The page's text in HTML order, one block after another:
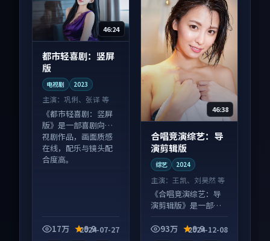
46:24
都市轻喜剧：竖屏
版
电视剧 2023
主演： 巩俐、张译 等
《都市轻喜剧：竖屏
版》是一部喜剧向电
视剧作品，画面质感
在线，配乐与镜头配
合度高。
17万 9.9
2024-07-27
46:38
合唱竞演综艺：导
演剪辑版
综艺 2024
主演： 王凯、刘昊然 等
《合唱竞演综艺：导
演剪辑版》是一部爱
讨论度高，适合配弹
93万 9.9
2024-12-08